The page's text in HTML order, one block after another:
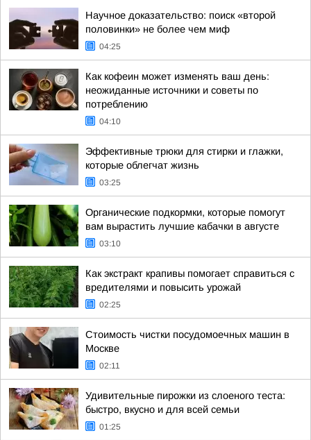
Научное доказательство: поиск «второй
половинки» не более чем миф
04:25
Как кофеин может изменять ваш день:
неожиданные источники и советы по
потреблению
04:10
Эффективные трюки для стирки и глажки,
которые облегчат жизнь
03:25
Органические подкормки, которые помогут
вам вырастить лучшие кабачки в августе
03:10
Как экстракт крапивы помогает справиться с
вредителями и повысить урожай
02:25
Стоимость чистки посудомоечных машин в
Москве
02:11
Удивительные пирожки из слоеного теста:
быстро, вкусно и для всей семьи
01:25